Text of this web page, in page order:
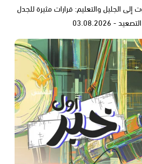
الجليل والتعليم: قرارات مثيرة للجدل
03.08.2026